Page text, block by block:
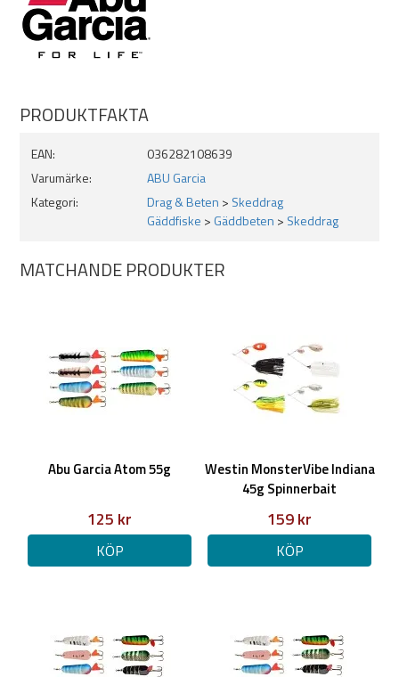
Printade färger
PRODUKTFAKTA
EAN:
036282108639
Varumärke:
ABU Garcia
Kategori:
Drag & Beten > Skeddrag
Gäddfiske > Gäddbeten > Skeddrag
MATCHANDE PRODUKTER
Abu Garcia Atom 55g
125 kr
KÖP
Westin MonsterVibe Indiana
45g Spinnerbait
159 kr
KÖP